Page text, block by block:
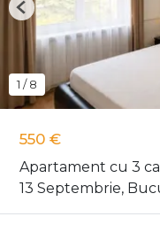
550 €
Apartament cu 3
13 Septembrie,
1 /8
Previous